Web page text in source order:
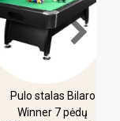
stalas Bilaro
Winner 7 pėdų